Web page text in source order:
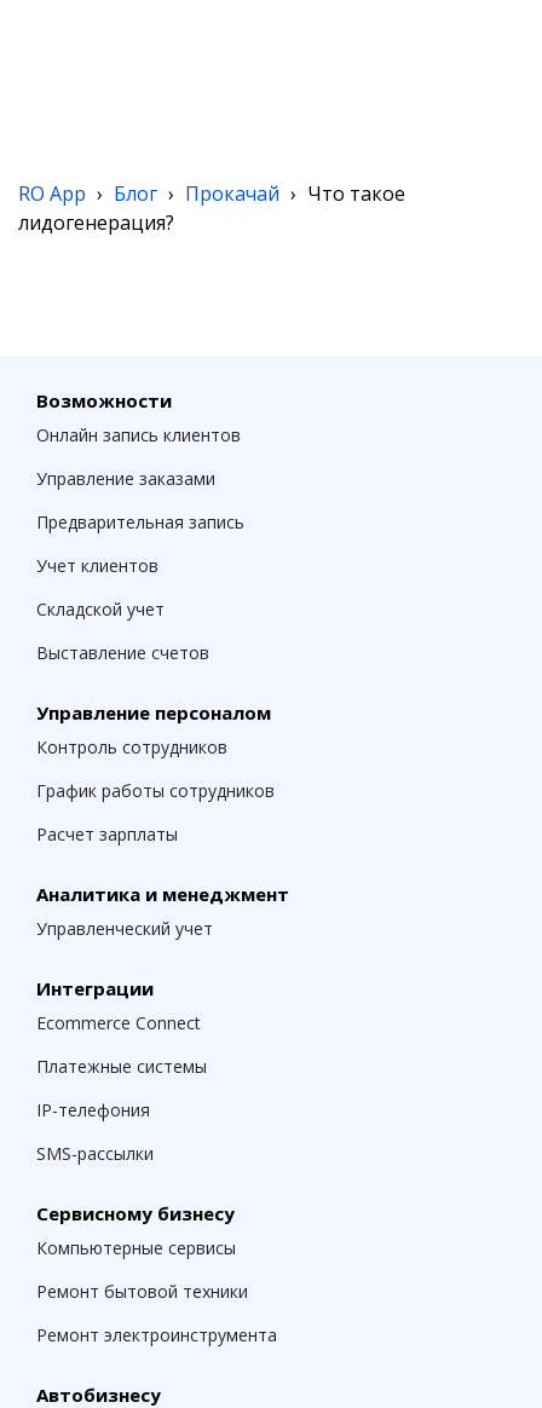
RO App › Блог › Прокачай › Что такое
лидогенерация?
Возможности
Онлайн запись клиентов
Управление заказами
Предварительная запись
Учет клиентов
Складской учет
Выставление счетов
Управление персоналом
Контроль сотрудников
График работы сотрудников
Расчет зарплаты
Аналитика и менеджмент
Управленческий учет
Интеграции
Ecommerce Connect
Платежные системы
IP-телефония
SMS-рассылки
Сервисному бизнесу
Компьютерные сервисы
Ремонт бытовой техники
Ремонт электроинструмента
Автобизнесу